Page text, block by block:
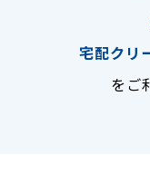
宅配クリ
をご